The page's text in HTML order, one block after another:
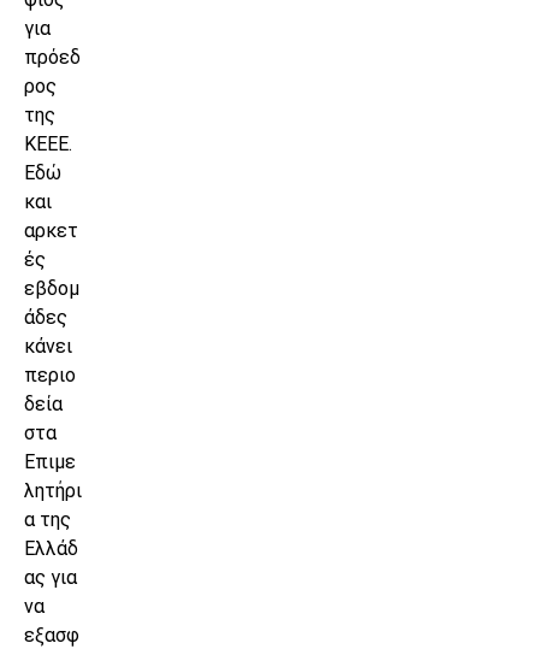
για
πρόεδ
ρος
της
ΚΕΕΕ.
Εδώ
και
αρκετ
ές
εβδομ
άδες
κάνει
περιο
δεία
στα
Επιμε
λητήρι
α της
Ελλάδ
ας για
να
εξασφ